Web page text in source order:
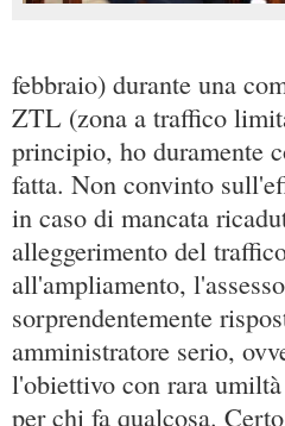
febbraio) durante una
ZTL (zona a traffico
principio, ho duramente
fatta. Non convinto
in caso di mancata
alleggerimento del
all'ampliamento,
sorprendentemente
amministratore serio,
l'obiettivo con rara
per chi fa qualcosa.